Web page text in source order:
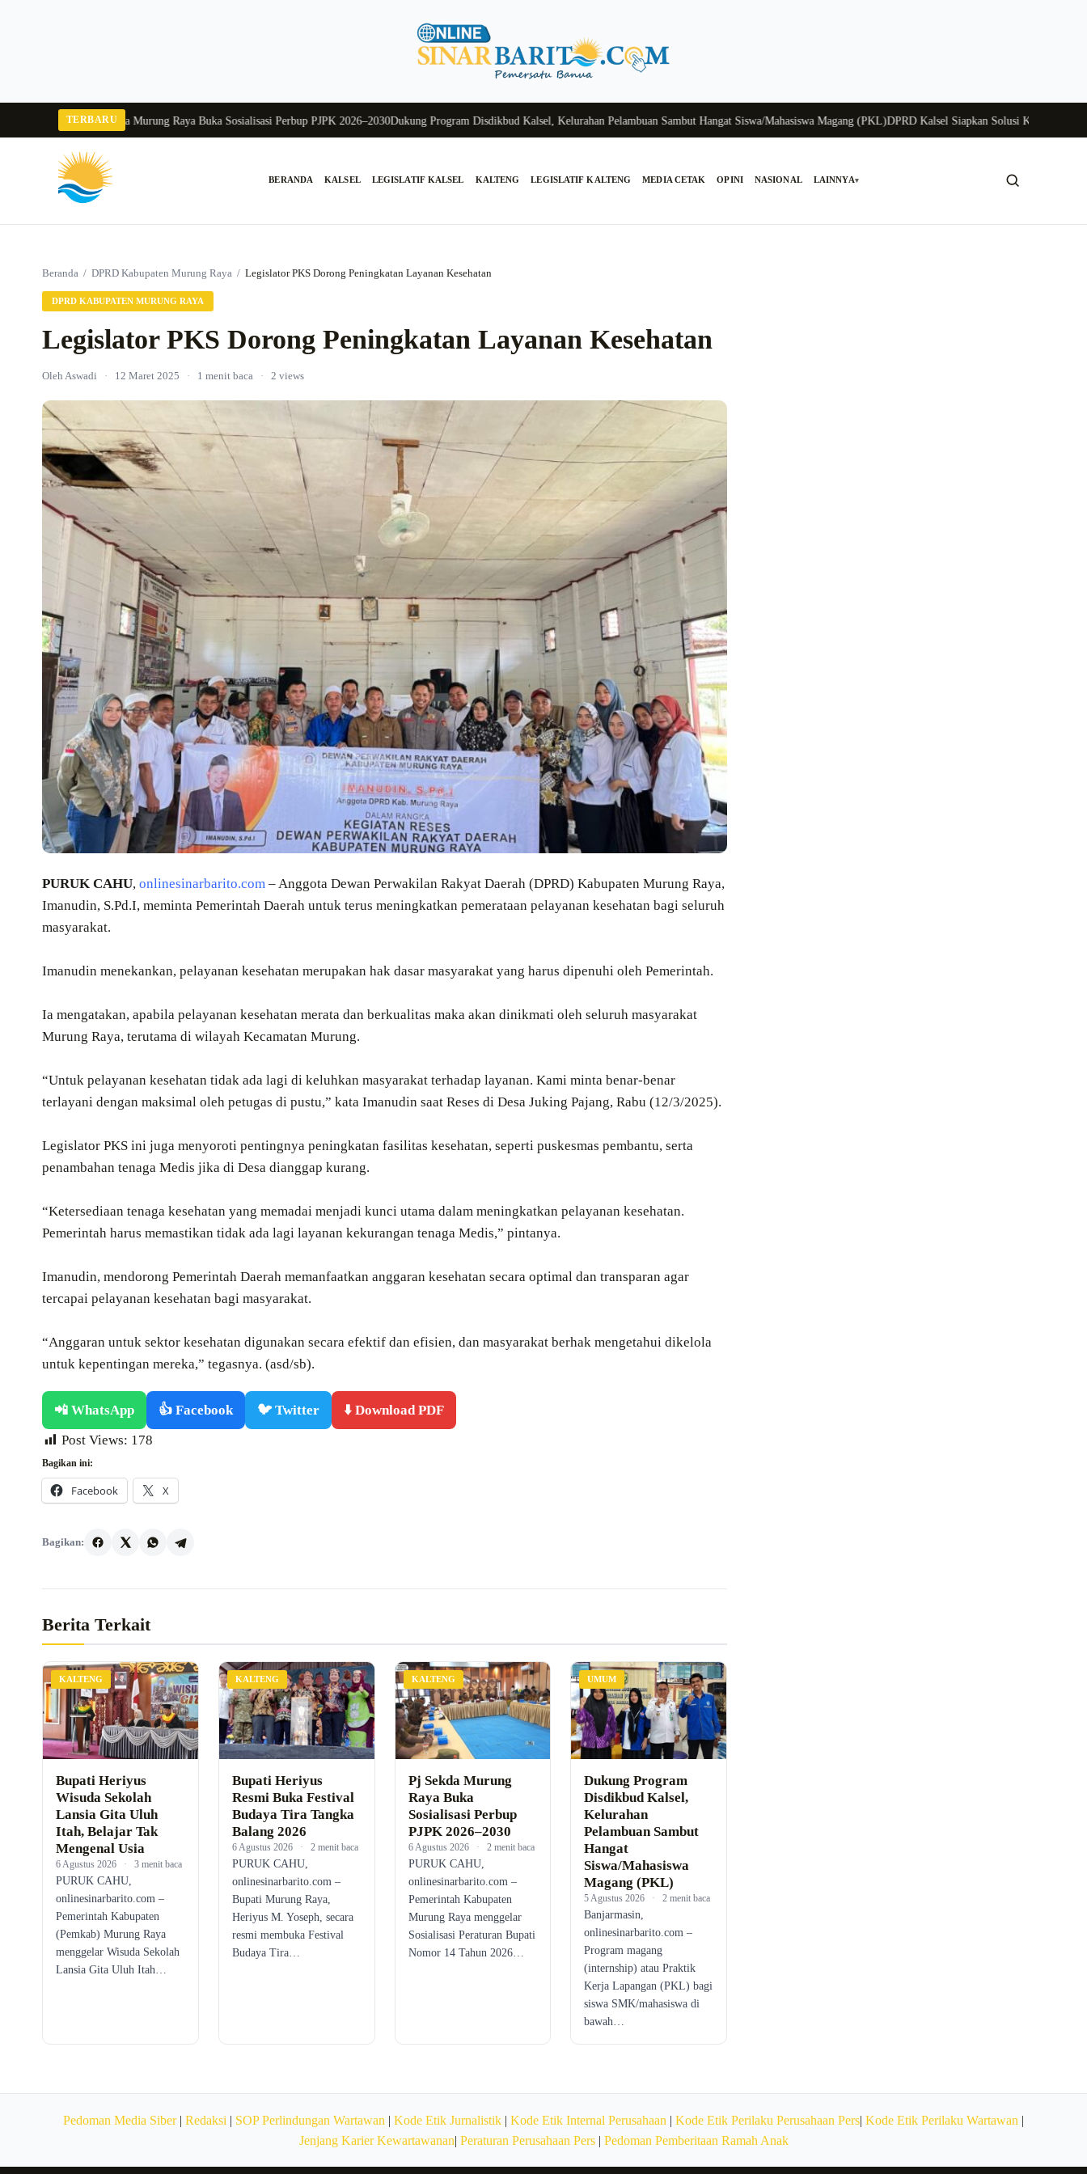
TERBARU
Pj Sekda Murung Raya Buka Sosialisasi Perbup PJPK 2026–2030Dukung Program Disdikbud Kalsel, Kelurahan Pelambuan Sambut Hangat Siswa/Mahasiswa Magang (PKL)DPRD Kalsel Siapkan Solusi Krisis Perunggasan
BERANDA KALSEL LEGISLATIF KALSEL KALTENG LEGISLATIF KALTENG MEDIA CETAK OPINI NASIONAL LAINNYA▾
Beranda / DPRD Kabupaten Murung Raya / Legislator PKS Dorong Peningkatan Layanan Kesehatan
DPRD KABUPATEN MURUNG RAYA
Legislator PKS Dorong Peningkatan Layanan Kesehatan
Oleh Aswadi · 12 Maret 2025 · 1 menit baca · 2 views
PURUK CAHU, onlinesinarbarito.com – Anggota Dewan Perwakilan Rakyat Daerah (DPRD) Kabupaten Murung Raya,
Imanudin, S.Pd.I, meminta Pemerintah Daerah untuk terus meningkatkan pemerataan pelayanan kesehatan bagi seluruh
masyarakat.
Imanudin menekankan, pelayanan kesehatan merupakan hak dasar masyarakat yang harus dipenuhi oleh Pemerintah.
Ia mengatakan, apabila pelayanan kesehatan merata dan berkualitas maka akan dinikmati oleh seluruh masyarakat
Murung Raya, terutama di wilayah Kecamatan Murung.
“Untuk pelayanan kesehatan tidak ada lagi di keluhkan masyarakat terhadap layanan. Kami minta benar-benar
terlayani dengan maksimal oleh petugas di pustu,” kata Imanudin saat Reses di Desa Juking Pajang, Rabu (12/3/2025).
Legislator PKS ini juga menyoroti pentingnya peningkatan fasilitas kesehatan, seperti puskesmas pembantu, serta
penambahan tenaga Medis jika di Desa dianggap kurang.
“Ketersediaan tenaga kesehatan yang memadai menjadi kunci utama dalam meningkatkan pelayanan kesehatan.
Pemerintah harus memastikan tidak ada lagi layanan kekurangan tenaga Medis,” pintanya.
Imanudin, mendorong Pemerintah Daerah memanfaatkan anggaran kesehatan secara optimal dan transparan agar
tercapai pelayanan kesehatan bagi masyarakat.
“Anggaran untuk sektor kesehatan digunakan secara efektif dan efisien, dan masyarakat berhak mengetahui dikelola
untuk kepentingan mereka,” tegasnya. (asd/sb).
📲 WhatsApp 👍 Facebook 🐦 Twitter
⬇️ Download PDF
Post Views: 178
Bagikan ini:
Facebook X
Bagikan:
Berita Terkait
KALTENG
Bupati Heriyus
Wisuda Sekolah
Lansia Gita Uluh
Itah, Belajar Tak
Mengenal Usia
6 Agustus 2026 · 3 menit baca
PURUK CAHU,
onlinesinarbarito.com –
Pemerintah Kabupaten
(Pemkab) Murung Raya
menggelar Wisuda Sekolah
Lansia Gita Uluh Itah…
KALTENG
Bupati Heriyus
Resmi Buka Festival
Budaya Tira Tangka
Balang 2026
6 Agustus 2026 · 2 menit baca
PURUK CAHU,
onlinesinarbarito.com –
Bupati Murung Raya,
Heriyus M. Yoseph, secara
resmi membuka Festival
Budaya Tira…
KALTENG
Pj Sekda Murung
Raya Buka
Sosialisasi Perbup
PJPK 2026–2030
6 Agustus 2026 · 2 menit baca
PURUK CAHU,
onlinesinarbarito.com –
Pemerintah Kabupaten
Murung Raya menggelar
Sosialisasi Peraturan Bupati
Nomor 14 Tahun 2026…
UMUM
Dukung Program
Disdikbud Kalsel,
Kelurahan
Pelambuan Sambut
Hangat
Siswa/Mahasiswa
Magang (PKL)
5 Agustus 2026 · 2 menit baca
Banjarmasin,
onlinesinarbarito.com –
Program magang
(internship) atau Praktik
Kerja Lapangan (PKL) bagi
siswa SMK/mahasiswa di
bawah…
Pedoman Media Siber| Redaksi | SOP Perlindungan Wartawan | Kode Etik Jurnalistik | Kode Etik Internal Perusahaan | Kode Etik Perilaku Perusahaan Pers| Kode Etik Perilaku Wartawan |
Jenjang Karier Kewartawanan| Peraturan Perusahaan Pers| Pedoman Pemberitaan Ramah Anak